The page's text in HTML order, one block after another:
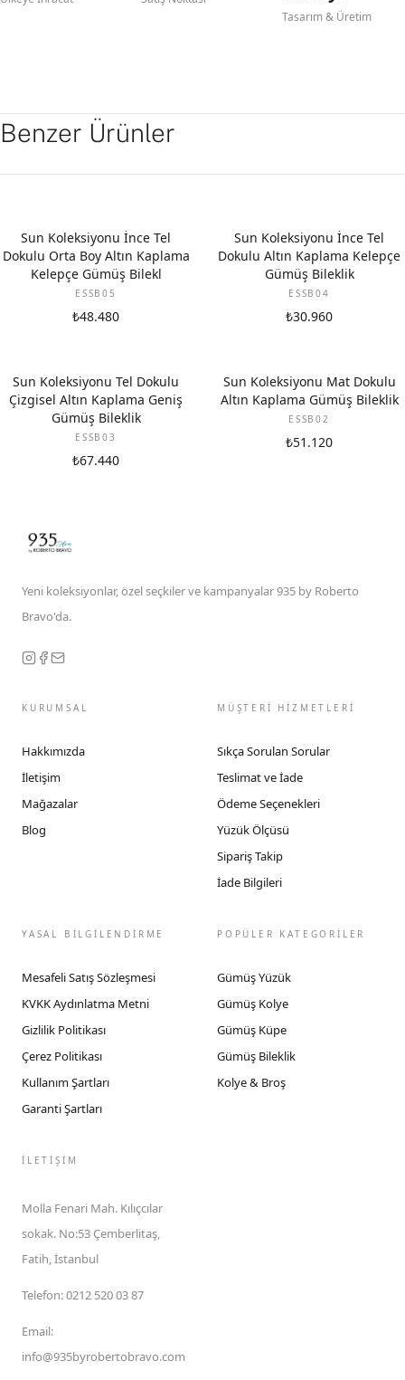
Tasarım & Üretim
Benzer Ürünler
Sun Koleksiyonu İnce Tel
Dokulu Orta Boy Altın Kaplama
Kelepçe Gümüş Bilekl
ESSB05
₺48.480
Sun Koleksiyonu İnce Tel
Dokulu Altın Kaplama Kelepçe
Gümüş Bileklik
ESSB04
₺30.960
Sun Koleksiyonu Tel Dokulu
Çizgisel Altın Kaplama Geniş
Gümüş Bileklik
ESSB03
₺67.440
Sun Koleksiyonu Mat Dokulu
Altın Kaplama Gümüş Bileklik
ESSB02
₺51.120
Yeni koleksiyonlar, özel seçkiler ve kampanyalar 935 by Roberto
Bravo'da.
KURUMSAL
Hakkımızda
İletişim
Mağazalar
Blog
MÜŞTERİ HİZMETLERİ
Sıkça Sorulan Sorular
Teslimat ve İade
Ödeme Seçenekleri
Yüzük Ölçüsü
Sipariş Takip
İade Bilgileri
YASAL BİLGİLENDİRME
Mesafeli Satış Sözleşmesi
KVKK Aydınlatma Metni
Gizlilik Politikası
Çerez Politikası
Kullanım Şartları
Garanti Şartları
POPÜLER KATEGORİLER
Gümüş Yüzük
Gümüş Kolye
Gümüş Küpe
Gümüş Bileklik
Kolye & Broş
İLETIŞIM
Molla Fenari Mah. Kılıçcılar
sokak. No:53 Çemberlitaş,
Fatih, İstanbul
Telefon:0212 520 03 87
Email:
info@935byrobertobravo.com